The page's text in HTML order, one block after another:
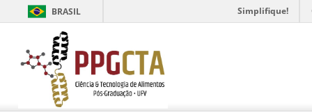
BRASIL Simplifique!